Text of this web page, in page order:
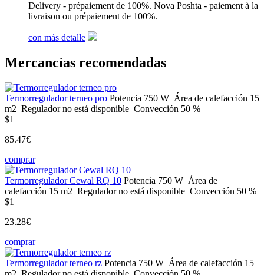
Delivery - prépaiement de 100%. Nova Poshta - paiement à la
livraison ou prépaiement de 100%.
con más detalle
Mercancías recomendadas
Termorregulador terneo pro Potencia 750 W Área de calefacción 15
m2 Regulador no está disponible Convección 50 %
$1
85.47€
comprar
Termorregulador Сewal RQ 10 Potencia 750 W Área de
calefacción 15 m2 Regulador no está disponible Convección 50 %
$1
23.28€
comprar
Termorregulador terneo rz Potencia 750 W Área de calefacción 15